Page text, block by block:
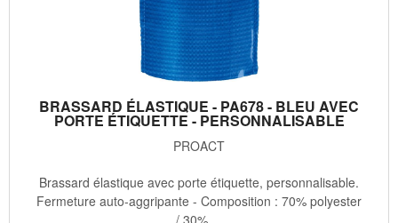
BRASSARD ÉLASTIQUE - PA678 - BLEU AVEC
PORTE ÉTIQUETTE - PERSONNALISABLE
PROACT
Brassard élastique avec porte étiquette, personnalisable.
Fermeture auto-aggripante - Composition : 70% polyester